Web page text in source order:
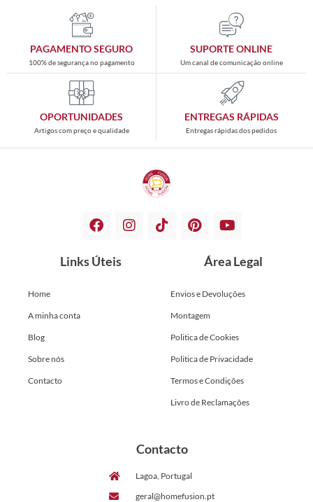
PAGAMENTO SEGURO
100% de segurança no pagamento
SUPORTE ONLINE
Um canal de comunicação online
OPORTUNIDADES
Artigos com preço e qualidade
ENTREGAS RÁPIDAS
Entregas rápidas dos pedidos
Links Úteis
Home
A minha conta
Blog
Sobre nós
Contacto
Área Legal
Envios e Devoluções
Montagem
Politica de Cookies
Politica de Privacidade
Termos e Condições
Livro de Reclamações
Contacto
Lagoa, Portugal
geral@homefusion.pt